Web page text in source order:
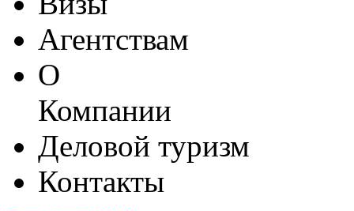
Агентствам
О
Компании
Деловой туризм
Контакты